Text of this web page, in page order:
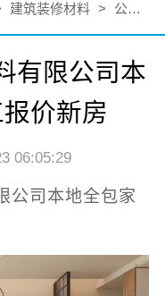
建筑装修材料 > 公司新闻
有限公司本
价新房
06:05:29
公司本地全包家